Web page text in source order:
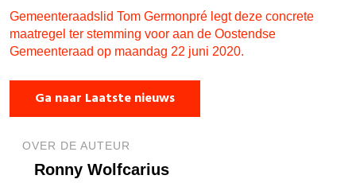
Gemeenteraadslid Tom Germonpré legt deze concrete
maatregel ter stemming voor aan de Oostendse
Gemeenteraad op maandag 22 juni 2020.
Ga naar Laatste nieuws
OVER DE AUTEUR
Ronny Wolfcarius